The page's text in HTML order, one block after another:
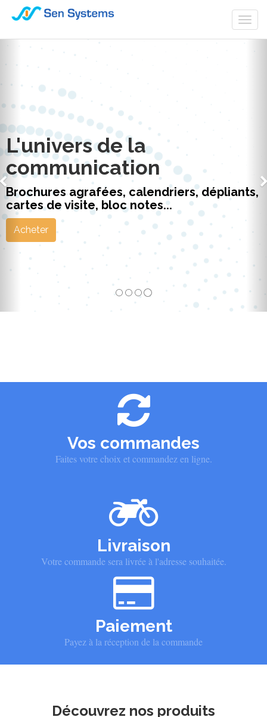
L'univers de la
communication
Brochures agrafées, calendriers, dépliants,
cartes de visite, bloc notes...
Acheter
Vos commandes
Faites votre choix et commandez en ligne.
Livraison
Votre commande sera livrée à l'adresse souhaitée.
Paiement
Payez à la réception de la commande
Découvrez nos produits